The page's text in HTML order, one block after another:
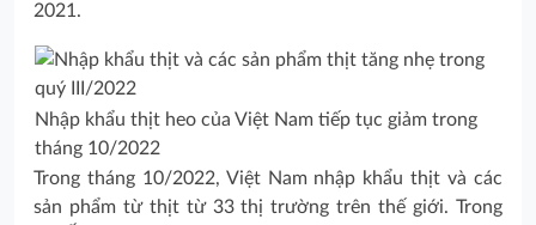
2021.
Nhập khẩu thịt heo của Việt Nam tiếp tục giảm trong
tháng 10/2022
Trong tháng 10/2022, Việt Nam nhập khẩu thịt và các
sản phẩm từ thịt từ 33 thị trường trên thế giới. Trong